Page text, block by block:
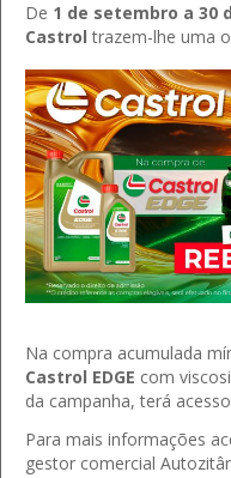
De 1 de setembro a 30
Castrol trazem-lhe uma
Na compra acumulada
Castrol EDGE com
da campanha, terá
Para mais informações
gestor comercial